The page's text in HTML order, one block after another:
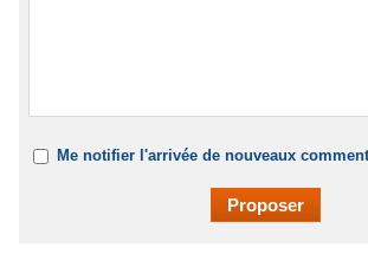
Me notifier l'arrivée de nouveaux